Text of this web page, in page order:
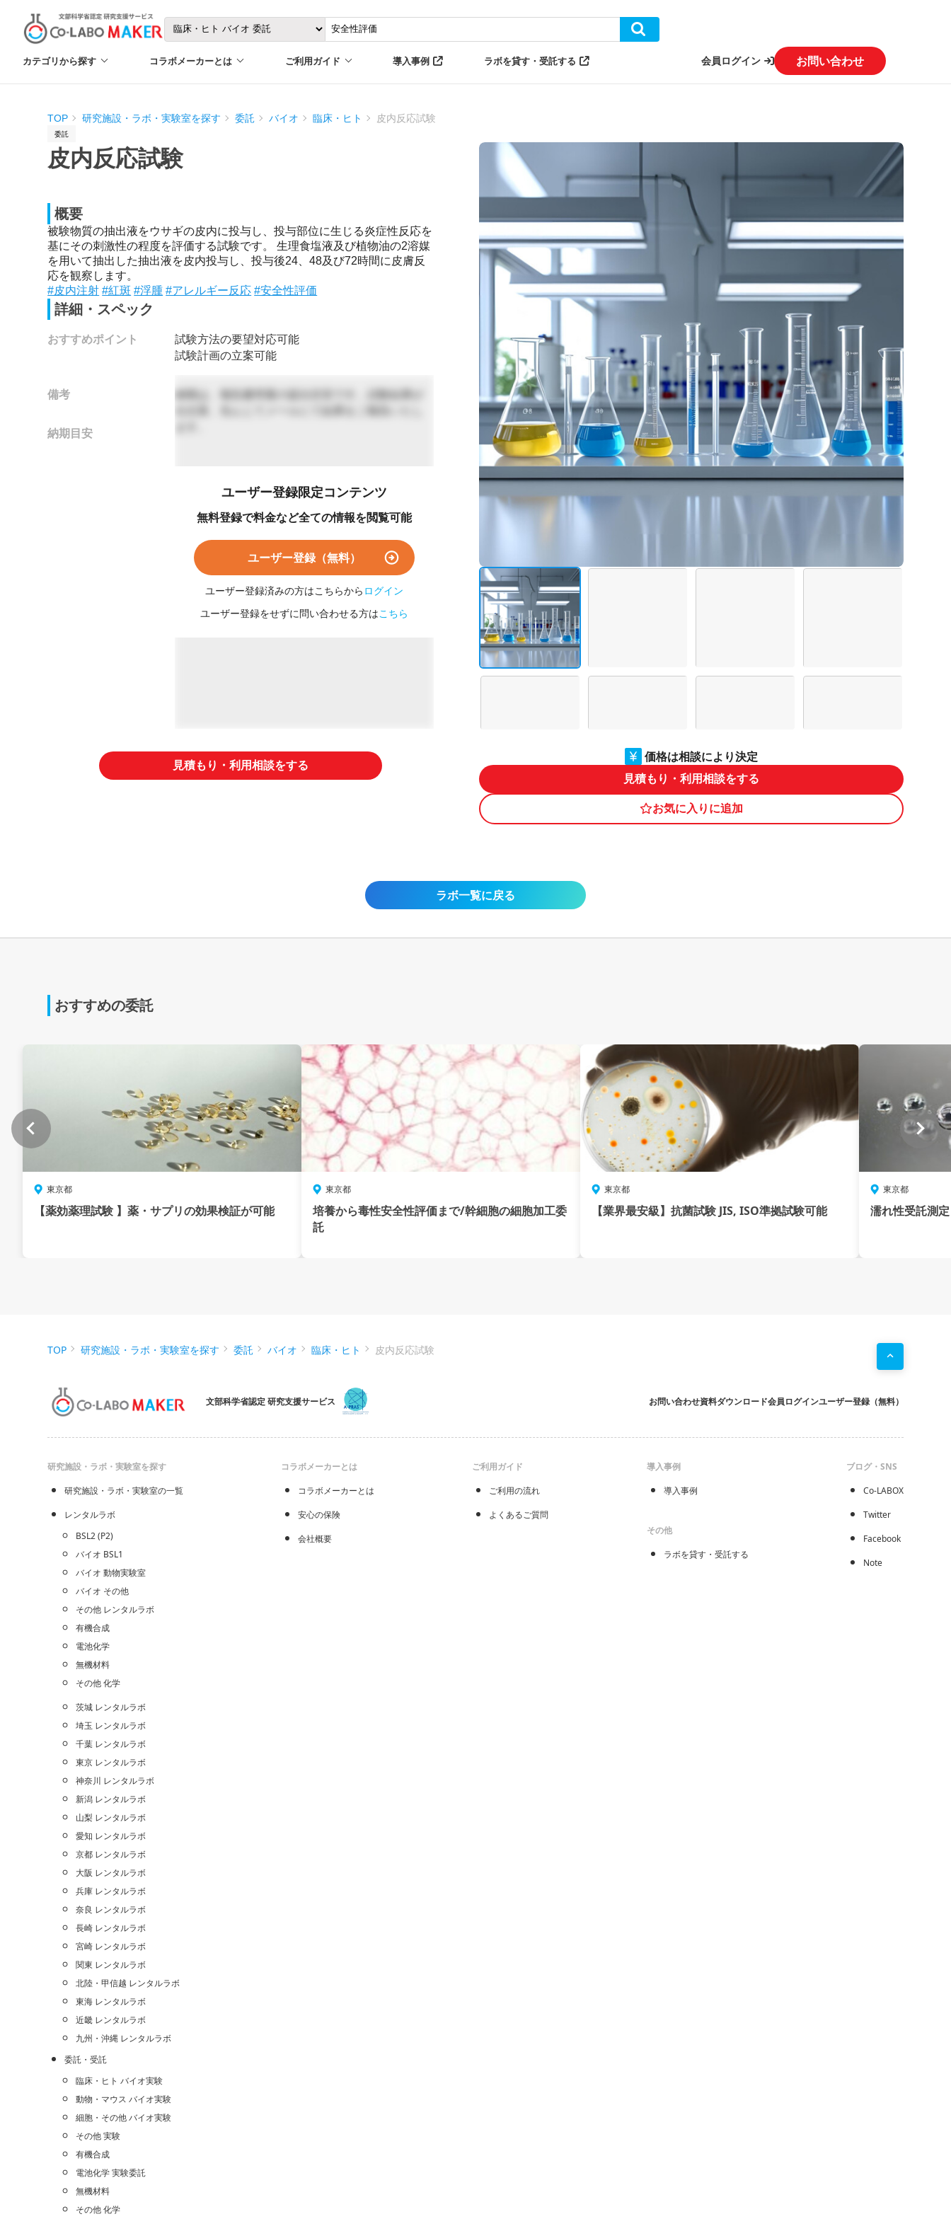
カテゴリから探す コラボメーカーとは ご利用ガイド 導入事例 ラボを貸す・受託する 会員ログイン お問い合わせ
TOP 研究施設・ラボ・実験室を探す 委託 バイオ 臨床・ヒト 皮内反応試験
委託
皮内反応試験
概要
被験物質の抽出液をウサギの皮内に投与し、投与部位に生じる炎症性反応を
基にその刺激性の程度を評価する試験です。 生理食塩液及び植物油の2溶媒
を用いて抽出した抽出液を皮内投与し、投与後24、48及び72時間に皮膚反
応を観察します。
#皮内注射 #紅斑 #浮腫 #アレルギー反応 #安全性評価
詳細・スペック
おすすめポイント
試験方法の要望対応可能
試験計画の立案可能
備考
納期目安
納期は、報告書草案の提出目安です。試験結果が
溶血性試験
SIAAマーク認証のための安全性試験
局所リンパ節試験(LLNA-BrdU法)
最短45日
ユーザー登録限定コンテンツ
無料登録で料金など全ての情報を閲覧可能
ユーザー登録（無料）
ユーザー登録済みの方はこちらから ログイン
ユーザー登録をせずに問い合わせる方はこちら
見積もり・利用相談をする
価格は相談により決定
見積もり・利用相談をする
お気に入りに追加
ラボ一覧に戻る
おすすめの委託
東京都
【薬効薬理試験 】薬・サプリの効果検証が可能
東京都
培養から毒性安全性評価まで/幹細胞の細胞加工委
託
東京都
【業界最安級】抗菌試験 JIS, ISO準拠試験可能
東京都
濡れ性受託測定
TOP 研究施設・ラボ・実験室を探す 委託 バイオ 臨床・ヒト 皮内反応試験
文部科学省認定 研究支援サービス お問い合わせ資料ダウンロード会員ログインユーザー登録（無料）
研究施設・ラボ・実験室を探す
研究施設・ラボ・実験室の一覧
レンタルラボ
BSL2 (P2)
バイオ BSL1
バイオ 動物実験室
バイオ その他
その他 レンタルラボ
有機合成
電池化学
無機材料
その他 化学
茨城 レンタルラボ
埼玉 レンタルラボ
千葉 レンタルラボ
東京 レンタルラボ
神奈川 レンタルラボ
新潟 レンタルラボ
山梨 レンタルラボ
愛知 レンタルラボ
京都 レンタルラボ
大阪 レンタルラボ
兵庫 レンタルラボ
奈良 レンタルラボ
長崎 レンタルラボ
宮崎 レンタルラボ
関東 レンタルラボ
北陸・甲信越 レンタルラボ
東海 レンタルラボ
近畿 レンタルラボ
九州・沖縄 レンタルラボ
委託・受託
臨床・ヒト バイオ実験
動物・マウス バイオ実験
細胞・その他 バイオ実験
その他 実験
有機合成
電池化学 実験委託
無機材料
その他 化学
コラボメーカーとは
コラボメーカーとは
安心の保険
会社概要
ご利用ガイド
ご利用の流れ
よくあるご質問
導入事例
導入事例
その他
ラボを貸す・受託する
ブログ・SNS
Co-LABOX
Twitter
Facebook
Note